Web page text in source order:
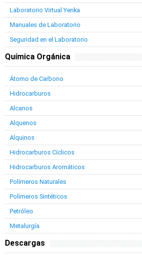
Laboratorio Virtual Yenka
Manuales de Laboratorio
Seguridad en el Laboratorio
Química Orgánica
Átomo de Carbono
Hidrocarburos
Alcanos
Alquenos
Alquinos
Hidrocarburos Cíclicos
Hidrocarburos Aromáticos
Polímeros Naturales
Polímeros Sintéticos
Petróleo
Metalurgía
Descargas